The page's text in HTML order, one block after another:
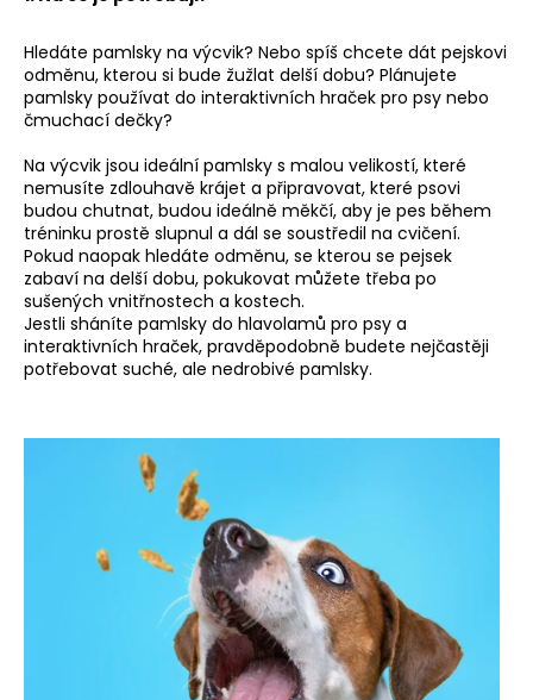
Hledáte pamlsky na výcvik? Nebo spíš chcete dát pejskovi
odměnu, kterou si bude žužlat delší dobu? Plánujete
pamlsky používat do interaktivních hraček pro psy nebo
čmuchací dečky?
Na výcvik jsou ideální pamlsky s malou velikostí, které
nemusíte zdlouhavě krájet a připravovat, které psovi
budou chutnat, budou ideálně měkčí, aby je pes během
tréninku prostě slupnul a dál se soustředil na cvičení.
Pokud naopak hledáte odměnu, se kterou se pejsek
zabaví na delší dobu, pokukovat můžete třeba po
sušených vnitřnostech a kostech.
Jestli sháníte pamlsky do hlavolamů pro psy a
interaktivních hraček, pravděpodobně budete nejčastěji
potřebovat suché, ale nedrobivé pamlsky.
j
e
m
e